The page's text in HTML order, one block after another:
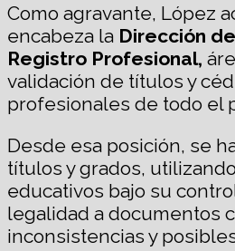
Como agravante, López
encabeza la Dirección
Registro Profesional,
validación de títulos y
profesionales de todo el
Desde esa posición, se
títulos y grados,
educativos bajo su
legalidad a documentos
inconsistencias y